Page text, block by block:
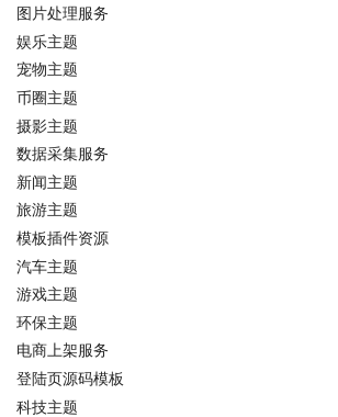
图片处理服务
娱乐主题
宠物主题
币圈主题
摄影主题
数据采集服务
新闻主题
旅游主题
模板插件资源
汽车主题
游戏主题
环保主题
电商上架服务
登陆页源码模板
科技主题